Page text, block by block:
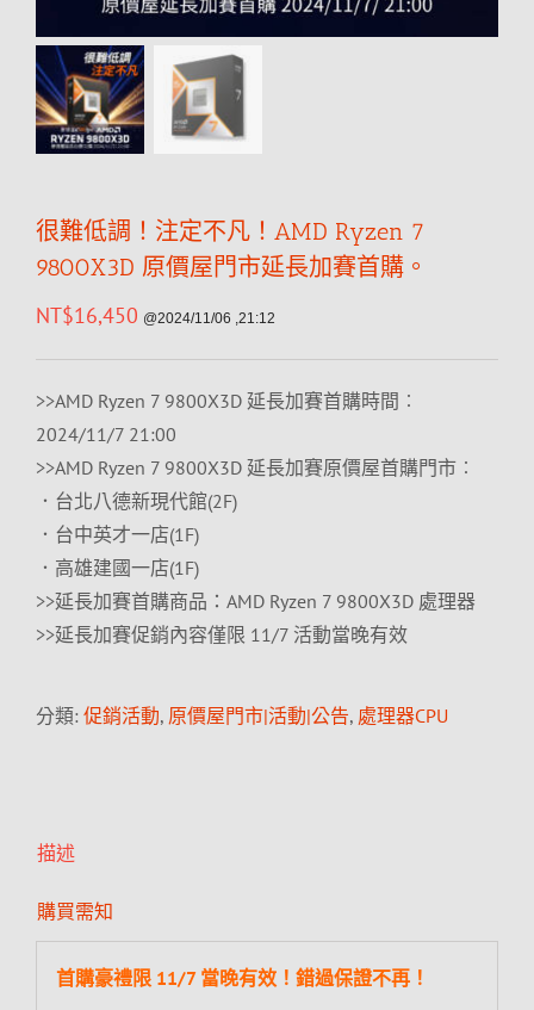
很難低調！注定不凡！AMD Ryzen 7
9800X3D 原價屋門市延長加賽首購。
NT$16,450 @2024/11/06 ,21:12
>>AMD Ryzen 7 9800X3D 延長加賽首購時間︰
2024/11/7 21:00
>>AMD Ryzen 7 9800X3D 延長加賽原價屋首購門市︰
．台北八德新現代館(2F)
．台中英才一店(1F)
．高雄建國一店(1F)
>>延長加賽首購商品：AMD Ryzen 7 9800X3D 處理器
>>延長加賽促銷內容僅限 11/7 活動當晚有效
分類: 促銷活動, 原價屋門市|活動|公告, 處理器CPU
描述
購買需知
首購豪禮限 11/7 當晚有效！錯過保證不再！